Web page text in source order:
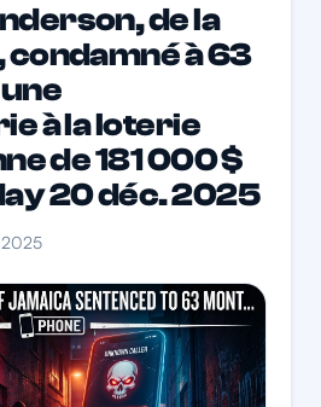
de la
à 63
à la loterie
de 181 000 $
20 déc. 2025
2025